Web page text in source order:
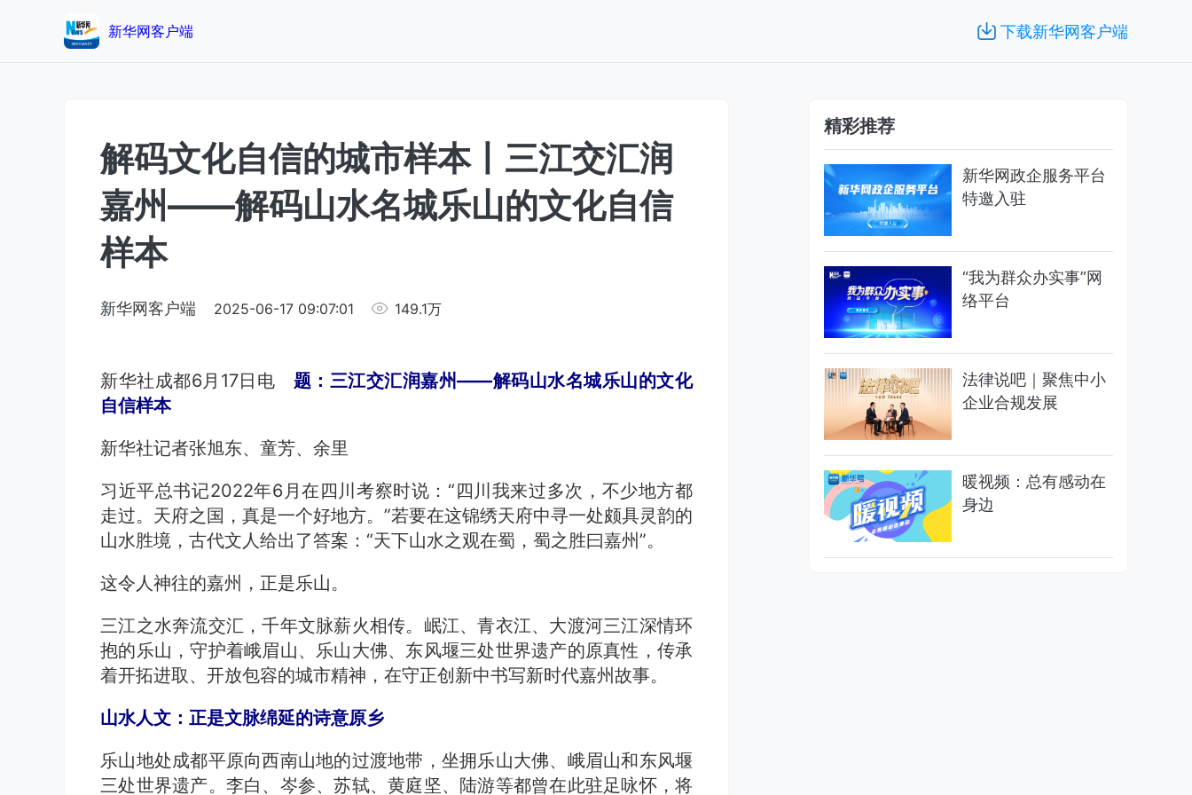
新华网客户端 下载新华网客户端
解码文化自信的城市样本丨三江交汇润
嘉州——解码山水名城乐山的文化自信
样本
新华网客户端 2025-06-17 09:07:01 149.1万
新华社成都6月17日电 题：三江交汇润嘉州——解码山水名城乐山的文化
自信样本
新华社记者张旭东、童芳、余里
习近平总书记2022年6月在四川考察时说：“四川我来过多次，不少地方都
走过。天府之国，真是一个好地方。”若要在这锦绣天府中寻一处颇具灵韵的
山水胜境，古代文人给出了答案：“天下山水之观在蜀，蜀之胜曰嘉州”。
这令人神往的嘉州，正是乐山。
三江之水奔流交汇，千年文脉薪火相传。岷江、青衣江、大渡河三江深情环
抱的乐山，守护着峨眉山、乐山大佛、东风堰三处世界遗产的原真性，传承
着开拓进取、开放包容的城市精神，在守正创新中书写新时代嘉州故事。
山水人文：正是文脉绵延的诗意原乡
乐山地处成都平原向西南山地的过渡地带，坐拥乐山大佛、峨眉山和东风堰
三处世界遗产。李白、岑参、苏轼、黄庭坚、陆游等都曾在此驻足咏怀，将
精彩推荐
新华网政企服务平台
特邀入驻
“我为群众办实事”网
络平台
法律说吧｜聚焦中小
企业合规发展
暖视频：总有感动在
身边